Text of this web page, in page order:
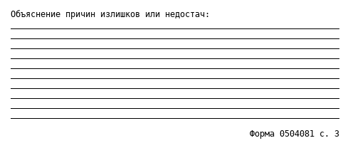
Объяснение причин излишков или недостач:
Форма 0504081 с. 3